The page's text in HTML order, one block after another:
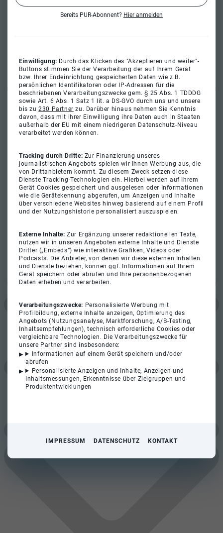
Bereits PUR-Abonnent? Hier anmelden
Einwilligung: Durch das Klicken des "Akzeptieren und weiter"-
Buttons stimmen Sie der Verarbeitung der auf Ihrem Gerät
bzw. Ihrer Endeinrichtung gespeicherten Daten wie z.B.
persönlichen Identifikatoren oder IP-Adressen für die
beschriebenen Verarbeitungszwecke gem. § 25 Abs. 1 TDDDG
sowie Art. 6 Abs. 1 Satz 1 lit. a DS-GVO durch uns und unsere
bis zu230 Partner zu. Darüber hinaus nehmen Sie Kenntnis
davon, dass mit ihrer Einwilligung ihre Daten auch in Staaten
außerhalb der EU mit einem niedrigeren Datenschutz-Niveau
verarbeitet werden können.
Tracking durch Dritte: Zur Finanzierung unseres
journalistischen Angebots spielen wir Ihnen Werbung aus, die
von Drittanbietern kommt. Zu diesem Zweck setzen diese
Dienste Tracking-Technologien ein. Hierbei werden auf Ihrem
Gerät Cookies gespeichert und ausgelesen oder Informationen
wie die Gerätekennung abgerufen, um Anzeigen und Inhalte
über verschiedene Websites hinweg basierend auf einem Profil
und der Nutzungshistorie personalisiert auszuspielen.
Externe Inhalte:Zur Ergänzung unserer redaktionellen Texte,
nutzen wir in unseren Angeboten externe Inhalte und Dienste
Dritter („Embeds“) wie interaktive Grafiken, Videos oder
Podcasts. Die Anbieter, von denen wir diese externen Inhalten
und Dienste beziehen, können ggf. Informationen auf Ihrem
Gerät speichern oder abrufen und Ihre personenbezogenen
Daten erheben und verarbeiten.
Verarbeitungszwecke: Personalisierte Werbung mit
Profilbildung, externe Inhalte anzeigen, Optimierung des
Angebots (Nutzungsanalyse, Marktforschung, A/B-Testing,
Inhaltsempfehlungen), technisch erforderliche Cookies oder
vergleichbare Technologien. Die Verarbeitungszwecke für
unsere Partner sind insbesondere:
Informationen auf einem Gerät speichern und/oder
abrufen
Personalisierte Anzeigen und Inhalte, Anzeigen und
Inhaltsmessungen, Erkenntnisse über Zielgruppen und
Produktentwicklungen
IMPRESSUM DATENSCHUTZ KONTAKT